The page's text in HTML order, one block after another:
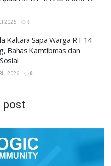
2026 0
Kaltara Sapa Warga RT 14
Bahas Kamtibmas dan
2026 0
post